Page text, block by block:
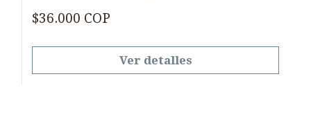
$36.000 COP
Ver detalles